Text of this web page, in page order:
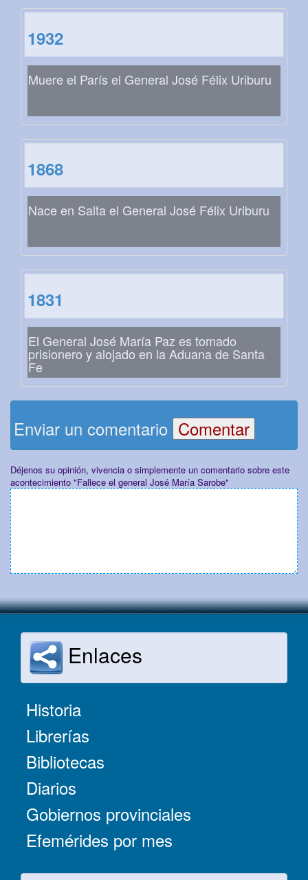
1932
Muere el París el General José Félix Uriburu
1868
Nace en Salta el General José Félix Uriburu
1831
El General José María Paz es tomado
prisionero y alojado en la Aduana de Santa
Fe
Enviar un comentario
Déjenos su opinión, vivencia o simplemente un comentario sobre este
acontecimiento "Fallece el general José María Sarobe"
Enlaces
Historia
Librerías
Bibliotecas
Diarios
Gobiernos provinciales
Efemérides por mes